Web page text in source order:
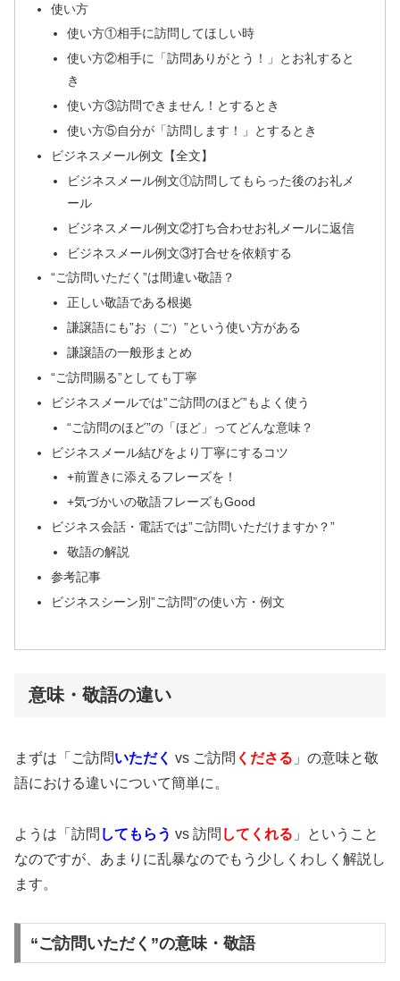
使い方
使い方①相手に訪問してほしい時
使い方②相手に「訪問ありがとう！」とお礼すると
き
使い方③訪問できません！とするとき
使い方⑤自分が「訪問します！」とするとき
ビジネスメール例文【全文】
ビジネスメール例文①訪問してもらった後のお礼メ
ール
ビジネスメール例文②打ち合わせお礼メールに返信
ビジネスメール例文③打合せを依頼する
“ご訪問いただく”は間違い敬語？
正しい敬語である根拠
謙譲語にも”お（ご）”という使い方がある
謙譲語の一般形まとめ
“ご訪問賜る”としても丁寧
ビジネスメールでは”ご訪問のほど”もよく使う
“ご訪問のほど”の「ほど」ってどんな意味？
ビジネスメール結びをより丁寧にするコツ
+前置きに添えるフレーズを！
+気づかいの敬語フレーズもGood
ビジネス会話・電話では”ご訪問いただけますか？”
敬語の解説
参考記事
ビジネスシーン別”ご訪問”の使い方・例文
意味・敬語の違い
まずは「ご訪問いただく vs ご訪問 くださる 」の意味と敬
語における違いについて簡単に。
ようは「訪問 してもらう vs 訪問 してくれる 」ということ
なのですが、あまりに乱暴なのでもう少しくわしく解説し
ます。
“ご訪問いただく”の意味・敬語